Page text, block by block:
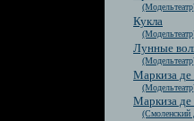
Кукла
Лунные
Маркиза де
Маркиза де
(Смоленский